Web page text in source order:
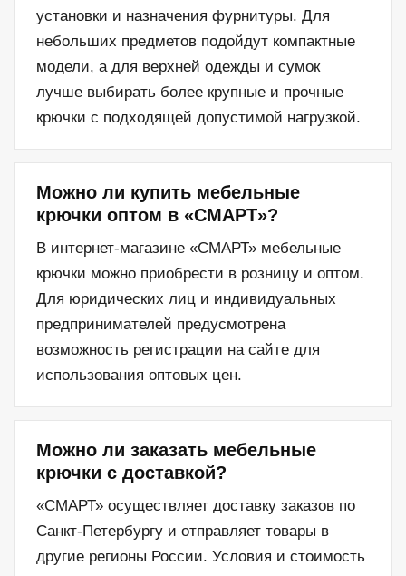
установки и назначения фурнитуры. Для
небольших предметов подойдут компактные
модели, а для верхней одежды и сумок
лучше выбирать более крупные и прочные
крючки с подходящей допустимой нагрузкой.
Можно ли купить мебельные
крючки оптом в «СМАРТ»?
В интернет-магазине «СМАРТ» мебельные
крючки можно приобрести в розницу и оптом.
Для юридических лиц и индивидуальных
предпринимателей предусмотрена
возможность регистрации на сайте для
использования оптовых цен.
Можно ли заказать мебельные
крючки с доставкой?
«СМАРТ» осуществляет доставку заказов по
Санкт-Петербургу и отправляет товары в
другие регионы России. Условия и стоимость